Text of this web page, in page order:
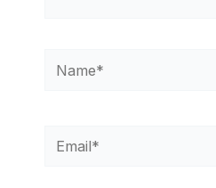
Name*
Email*